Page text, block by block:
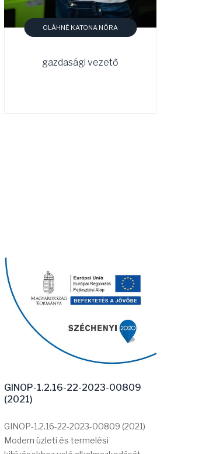
OLÁHNÉ KATONA NÓRA
gazdasági vezető
GINOP-1.2.16-22-2023-00809
(2021)
GINOP-1.2.16-22-2023-00809 (2021)
Modern üzleti és termelési